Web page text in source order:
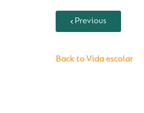
Previous
Back to Vida escolar